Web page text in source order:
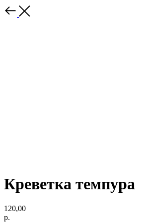
Креветка темпура
120,00
р.